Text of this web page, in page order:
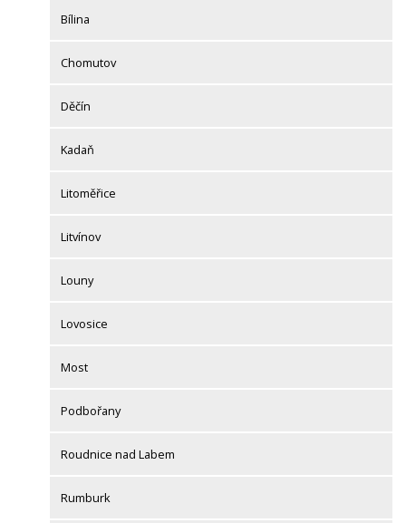
Bílina
Chomutov
Děčín
Kadaň
Litoměřice
Litvínov
Louny
Lovosice
Most
Podbořany
Roudnice nad Labem
Rumburk